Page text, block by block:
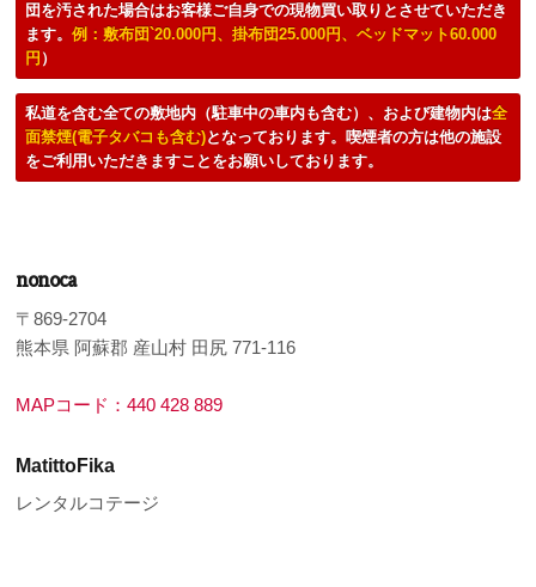
団を汚された場合はお客様ご自身での現物買い取りとさせていただき
ます。例：敷布団`20.000円、掛布団25.000円、ベッドマット60.000
円 ）
私道を含む全ての敷地内（駐車中の車内も含む）、および建物内は全
面禁煙(電子タバコも含む)となっております。喫煙者の方は他の施設
をご利用いただきますことをお願いしております。
nonoca
〒869-2704
熊本県 阿蘇郡 産山村 田尻 771-116
MAPコード：440 428 889
MatittoFika
レンタルコテージ